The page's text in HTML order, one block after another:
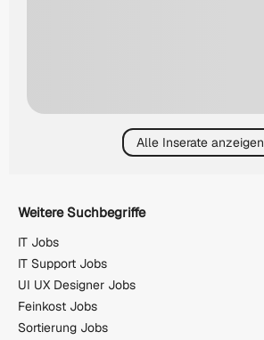
Alle Inserate anzeigen
Weitere Suchbegriffe
IT Jobs
IT Support Jobs
UI UX Designer Jobs
Feinkost Jobs
Sortierung Jobs